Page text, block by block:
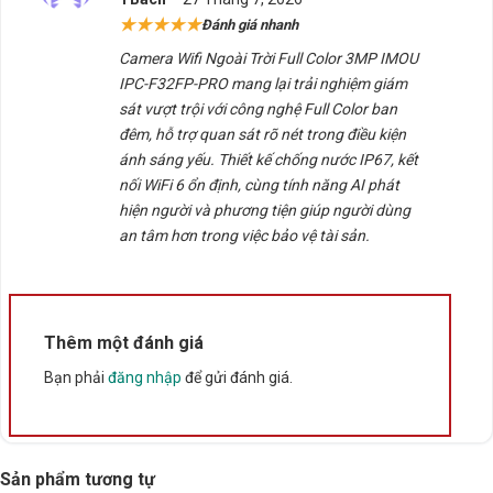
Ưu điểm nổi bật của Camera Wifi IMOU
IPC-F32FP-PRO
Độ phân giải 3MP 2K (2560 × 1440) cho hình ảnh sắc
Công nghệ Full Color quan sát có màu cả ban đêm.
Tầm nhìn xa lên đến 25 mét.
AI nhận diện người và phương tiện thông minh.
Hỗ trợ thẻ nhớ MicroSD dung lượng tối đa 512GB.
Chuẩn chống nước và bụi IP67.
hạng5
5
sao
★★★★★Đánh giá nhanh
Camera Wifi Ngoài Trời Full Color 3MP IMOU
IPC-F32FP-PRO mang lại trải nghiệm giám
sát vượt trội với công nghệ Full Color ban
đêm, hỗ trợ quan sát rõ nét trong điều kiện
ánh sáng yếu. Thiết kế chống nước IP67, kết
nối WiFi 6 ổn định, cùng tính năng AI phát
hiện người và phương tiện giúp người dùng
an tâm hơn trong việc bảo vệ tài sản.
Thêm một đánh giá
Bạn phải đăng nhập để gửi đánh giá.
Sản phẩm tương tự